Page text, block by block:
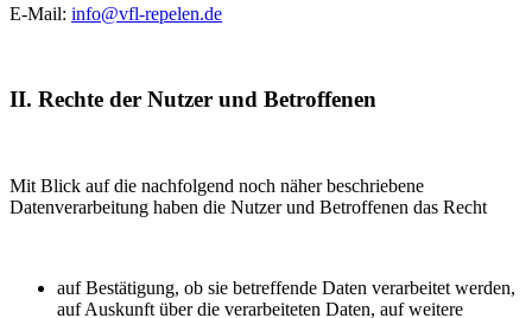
E-Mail: info@vfl-repelen.de
II. Rechte der Nutzer und Betroffenen
Mit Blick auf die nachfolgend noch näher beschriebene
Datenverarbeitung haben die Nutzer und Betroffenen das Recht
auf Bestätigung, ob sie betreffende Daten verarbeitet werden,
auf Auskunft über die verarbeiteten Daten, auf weitere